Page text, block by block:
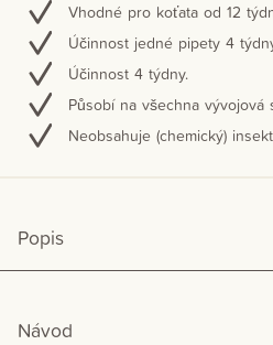
Vhodné pro koťata od 12
Účinnost jedné pipety 4
Účinnost 4 týdny.
Působí na všechna vývojová
Neobsahuje (chemický)
Popis
Návod